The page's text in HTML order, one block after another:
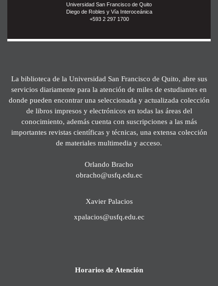
Universidad San Francisco de Quito
Diego de Robles y Vía Interoceánica
+593 2 297 1700
La biblioteca de la Universidad San Francisco de Quito, abre sus
servicios diariamente para la atención de miles de estudiantes en
donde pueden encontrar una seleccionada y actualizada colección
de libros impresos y electrónicos en todas las áreas del
conocimiento, además cuenta con suscripciones a las más
importantes revistas científicas y técnicas, una extensa colección
de materiales multimedia y acceso.
Orlando Bracho
obracho@usfq.edu.ec
Xavier Palacios
xpalacios@usfq.edu.ec
Horarios de Atención